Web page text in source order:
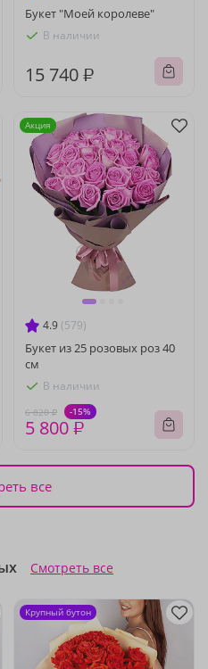
Букет "Моей королеве"
В наличии
15 740 ₽
4.9 (579)
Букет из 25 розовых роз 40
см
В наличии
6 820 ₽ -15%
5 800 ₽
Акция
все
Смотреть все
Крупный бутон